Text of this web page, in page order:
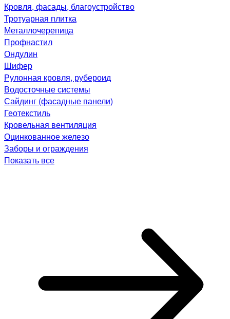
Кровля, фасады, благоустройство
Тротуарная плитка
Металлочерепица
Профнастил
Ондулин
Шифер
Рулонная кровля, рубероид
Водосточные системы
Сайдинг (фасадные панели)
Геотекстиль
Кровельная вентиляция
Оцинкованное железо
Заборы и ограждения
Показать все